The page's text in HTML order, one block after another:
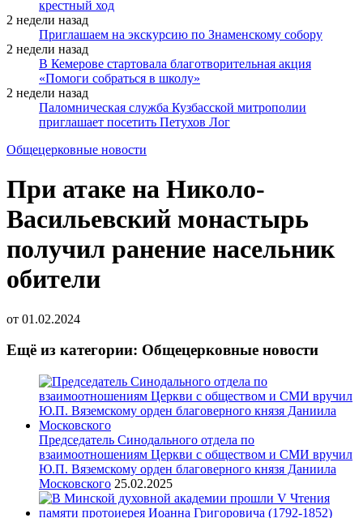
крестный ход
2 недели назад
Приглашаем на экскурсию по Знаменскому собору
2 недели назад
В Кемерове стартовала благотворительная акция
«Помоги собраться в школу»
2 недели назад
Паломническая служба Кузбасской митрополии
приглашает посетить Петухов Лог
Общецерковные новости
При атаке на Николо-
Васильевский монастырь
получил ранение насельник
обители
от 01.02.2024
Ещё из категории: Общецерковные новости
Председатель Синодального отдела по
взаимоотношениям Церкви с обществом и СМИ вручил
Ю.П. Вяземскому орден благоверного князя Даниила
Московского 25.02.2025